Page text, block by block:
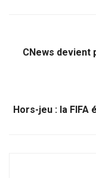
CNews devient
Hors-jeu : la FIFA